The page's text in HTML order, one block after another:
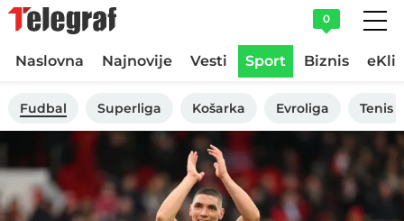
0
Naslovna Najnovije Vesti Sport Biznis
Fudbal Superliga Košarka Evroliga Tenis